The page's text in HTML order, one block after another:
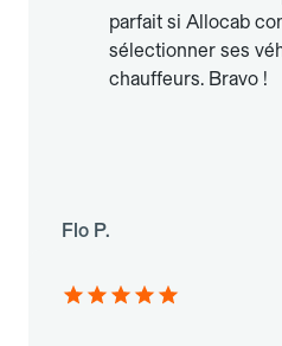
parfait si Allocab
sélectionner ses
chauffeurs. Bravo !
Flo P.